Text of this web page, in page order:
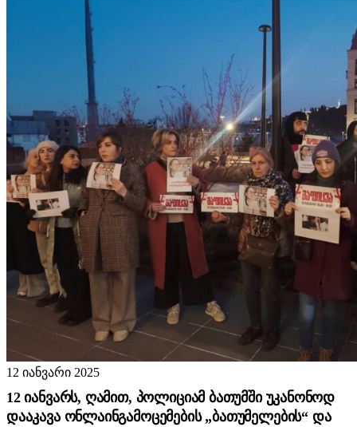
12 იანვარი 2025
12 იანვარს, ღამით, პოლიციამ ბათუმში უკანონოდ
დააკავა ონლაინგამოცემების „ბათუმელების“ და